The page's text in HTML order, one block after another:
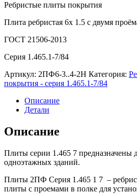
Ребристые плиты покрытия
Плита ребристая 6х 1.5 с двумя
ГОСТ 21506-2013
Серия 1.465.1-7/84
Артикул: 2ПФ6-3..4-2Н Категория:
покрытия - серия 1.465.1-7/84
Описание
Детали
Описание
Плиты серии 1.465 7 предназначены
одноэтажных зданий.
Плиты 2ПФ Серия 1.465 1 7 –
плиты с проемами в полке для